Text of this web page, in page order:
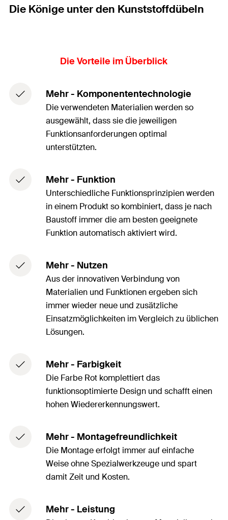
Die Könige unter den Kunststoffdübeln
Die Vorteile im Überblick
Mehr - Komponententechnologie
Die verwendeten Materialien werden so
ausgewählt, dass sie die jeweiligen
Funktionsanforderungen optimal
unterstützten.
Mehr - Funktion
Unterschiedliche Funktionsprinzipien werden
in einem Produkt so kombiniert, dass je nach
Baustoff immer die am besten geeignete
Funktion automatisch aktiviert wird.
Mehr - Nutzen
Aus der innovativen Verbindung von
Materialien und Funktionen ergeben sich
immer wieder neue und zusätzliche
Einsatzmöglichkeiten im Vergleich zu üblichen
Lösungen.
Mehr - Farbigkeit
Die Farbe Rot komplettiert das
funktionsoptimierte Design und schafft einen
hohen Wiedererkennungswert.
Mehr - Montagefreundlichkeit
Die Montage erfolgt immer auf einfache
Weise ohne Spezialwerkzeuge und spart
damit Zeit und Kosten.
Mehr - Leistung